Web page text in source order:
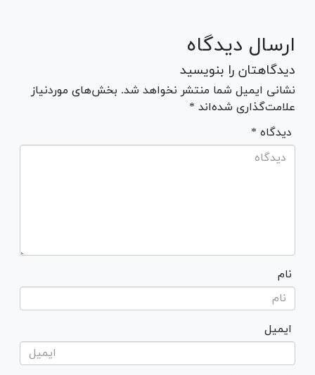
ارسال دیدگاه
دیدگاهتان را بنویسید
نشانی ایمیل شما منتشر نخواهد شد. بخش‌های موردنیاز
علامت‌گذاری شده‌اند *
* دیدگاه
نام
ایمیل